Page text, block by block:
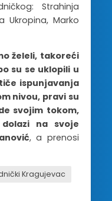
Strahinja
Ukropina, Marko
želeli, takoreći
su se uklopili u
ispunjavanja
nivou, pravi su
svojim tokom,
na svoje
, a prenosi
Kragujevac